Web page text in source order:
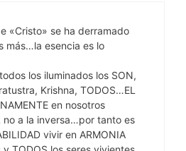
«Cristo» se ha derramado
más…la esencia es lo
los iluminados los SON,
Krishna, TODOS…EL
en nosotros
no a la inversa…por tanto es
vivir en ARMONIA